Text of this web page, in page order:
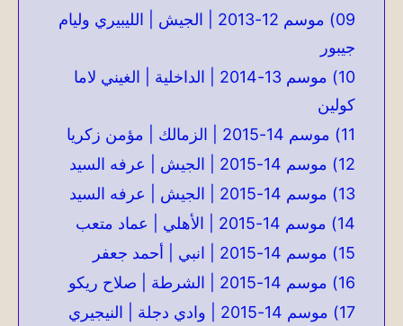
09) موسم 12-2013 | الجيش | الليبيري وليام
جيبور
10) موسم 13-2014 | الداخلية | الغيني لاما
كولين
11) موسم 14-2015 | الزمالك | مؤمن زكريا
12) موسم 14-2015 | الجيش | عرفه السيد
13) موسم 14-2015 | الجيش | عرفه السيد
14) موسم 14-2015 | الأهلي | عماد متعب
15) موسم 14-2015 | انبي | أحمد جعفر
16) موسم 14-2015 | الشرطة | صلاح ريكو
17) موسم 14-2015 | وادي دجلة | النيجيري